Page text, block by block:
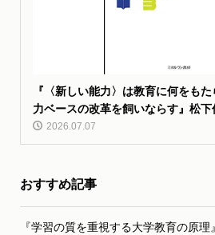
『〈新しい能力〉は教育に何をも
力ベースの改革を飼いならす』松
2026.07.07
おすすめ記事
『学習の質を重視する大学教育の原